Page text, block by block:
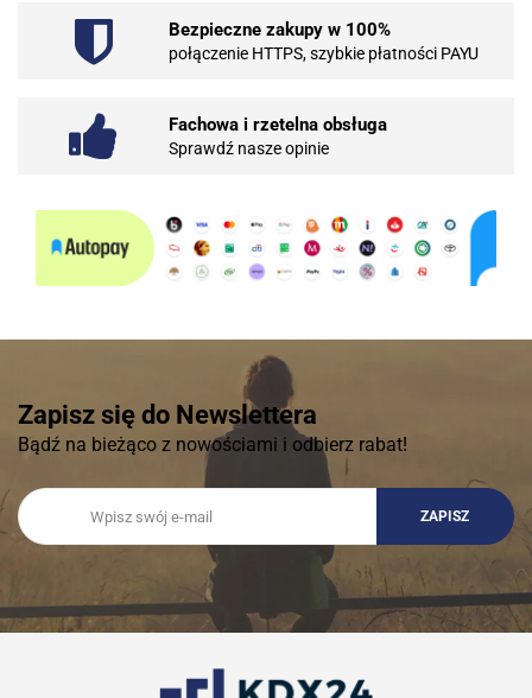
Bezpieczne zakupy w 100%
połączenie HTTPS, szybkie płatności PAYU
Fachowa i rzetelna obsługa
Sprawdź nasze opinie
Zapisz się do Newslettera
Bądź na bieżąco z nowościami i odbierz rabat!